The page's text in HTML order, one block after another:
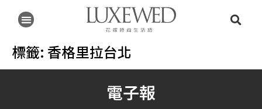
標籤: 香格里拉台北
電子報